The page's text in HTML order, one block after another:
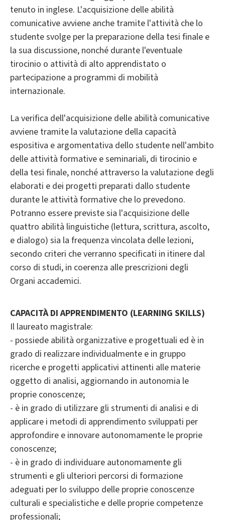
tenuto in inglese. L'acquisizione delle abilità
comunicative avviene anche tramite l'attività che lo
studente svolge per la preparazione della tesi finale e
la sua discussione, nonché durante l'eventuale
tirocinio o attività di alto apprendistato o
partecipazione a programmi di mobilità
internazionale.
La verifica dell'acquisizione delle abilità comunicative
avviene tramite la valutazione della capacità
espositiva e argomentativa dello studente nell'ambito
delle attività formative e seminariali, di tirocinio e
della tesi finale, nonché attraverso la valutazione degli
elaborati e dei progetti preparati dallo studente
durante le attività formative che lo prevedono.
Potranno essere previste sia l'acquisizione delle
quattro abilità linguistiche (lettura, scrittura, ascolto,
e dialogo) sia la frequenza vincolata delle lezioni,
secondo criteri che verranno specificati in itinere dal
corso di studi, in coerenza alle prescrizioni degli
Organi accademici.
CAPACITÀ DI APPRENDIMENTO (LEARNING SKILLS)
Il laureato magistrale:
- possiede abilità organizzative e progettuali ed è in
grado di realizzare individualmente e in gruppo
ricerche e progetti applicativi attinenti alle materie
oggetto di analisi, aggiornando in autonomia le
proprie conoscenze;
- è in grado di utilizzare gli strumenti di analisi e di
applicare i metodi di apprendimento sviluppati per
approfondire e innovare autonomamente le proprie
conoscenze;
- è in grado di individuare autonomamente gli
strumenti e gli ulteriori percorsi di formazione
adeguati per lo sviluppo delle proprie conoscenze
culturali e specialistiche e delle proprie competenze
professionali;